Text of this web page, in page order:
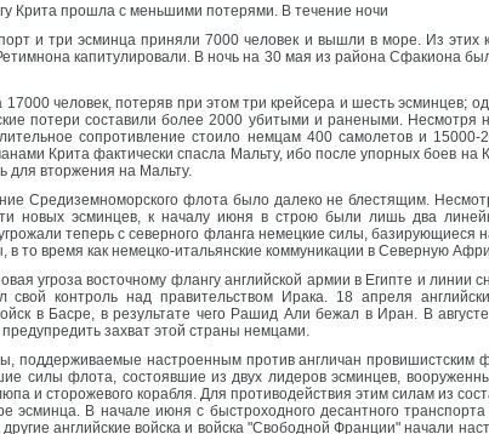
Крита прошла с меньшими потерями. В течение ночи
и три эсминца приняли 7000 человек и вышли в море. Из этих
капитулировали. В ночь на 30 мая из района Сфакиона
17000 человек, потеряв при этом три крейсера и шесть эсминцев;
потери составили более 2000 убитыми и ранеными. Несмотря
сопротивление стоило немцам 400 самолетов и
Крита фактически спасла Мальту, ибо после упорных боев на
для вторжения на Мальту.
Средиземноморского флота было далеко не блестящим.
новых эсминцев, к началу июня в строю были лишь два
теперь с северного фланга немецкие силы, базирующиеся
в то время как немецко-итальянские коммуникации в Северную
угроза восточному флангу английской армии в Египте и
контроль над правительством Ирака. 18 апреля
в Басре, в результате чего Рашид Али бежал в Иран. В
захват этой страны немцами.
поддерживаемые настроенным против англичан провишистским
силы флота, состоявшие из двух лидеров эсминцев,
и сторожевого корабля. Для противодействия этим силам из
В начале июня с быстроходного десантного
английские войска и войска "Свободной Франции" начали